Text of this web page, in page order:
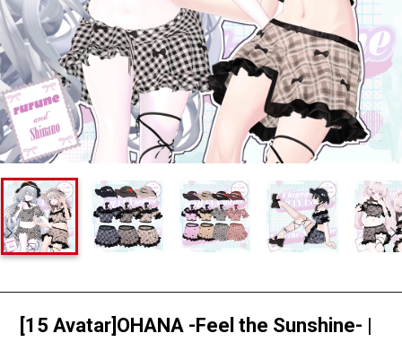
[15 Avatar]OHANA -Feel the Sunshine- |